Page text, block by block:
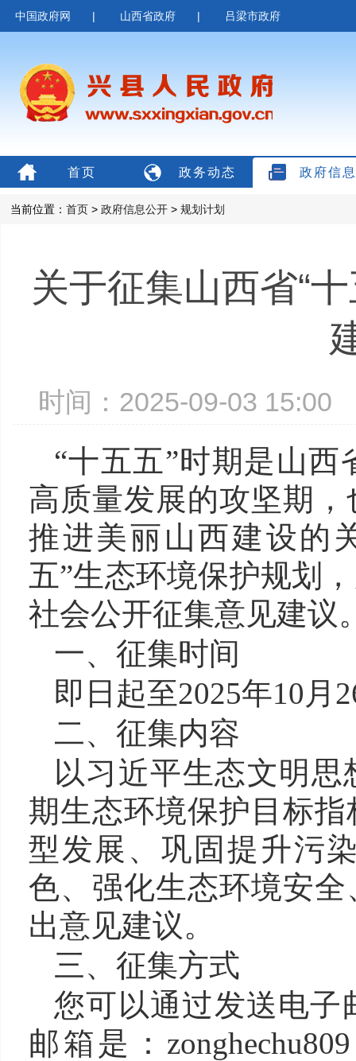
中国政府网 | 山西省政府 | 吕梁市政府
首页 政务动态 政府信
当前位置： 首页 > 政府信息公开 > 规划计划
关于征集山西省“
时间：2025-09-03
“十五五”时期是山
高质量发展的攻坚期
推进美丽山西建设的
五”生态环境保护规划
社会公开征集意见建议
一、征集时间
即日起至2025年10月
二、征集内容
以习近平生态文明思
期生态环境保护目标
型发展、巩固提升污
色、强化生态环境安
出意见建议。
三、征集方式
您可以通过发送电子
邮箱是：